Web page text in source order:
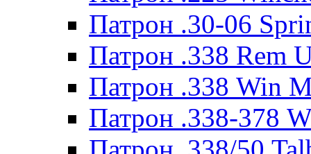
Патрон .30-06
Патрон .338 Rem
Патрон .338 Win
Патрон .338-378